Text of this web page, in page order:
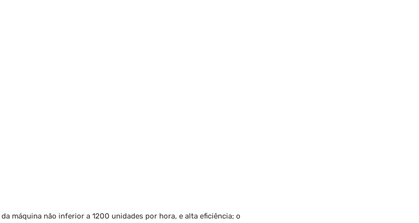
máquina não inferior a 1200 unidades por hora, e alta eficiência; o